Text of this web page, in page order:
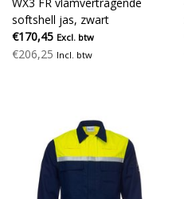
softshell jas, zwart
€170,45 Excl. btw
€206,25 Incl. btw